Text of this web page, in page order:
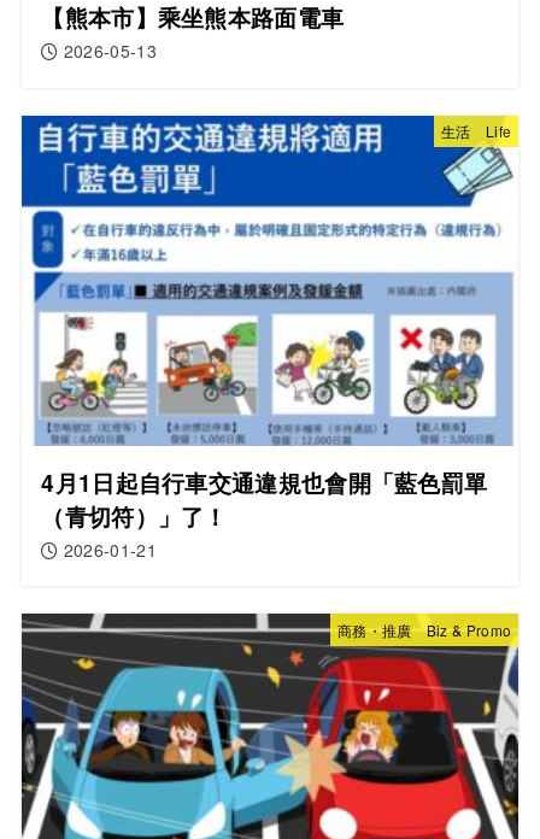
【熊本市】乘坐熊本路面電車
2026-05-13
生活 Life
4月1日起自行車交通違規也會開「藍色罰單
（青切符）」了！
2026-01-21
商務・推廣 Biz & Promo